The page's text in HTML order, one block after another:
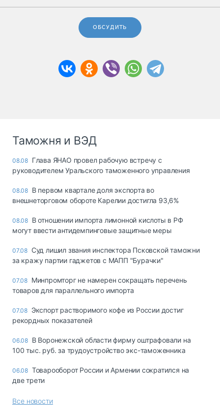
ОБСУДИТЬ
Таможня и ВЭД
08.08 Глава ЯНАО провел рабочую встречу с
руководителем Уральского таможенного управления
08.08 В первом квартале доля экспорта во
внешнеторговом обороте Карелии достигла 93,6%
08.08 В отношении импорта лимонной кислоты в РФ
могут ввести антидемпинговые защитные меры
07.08 Суд лишил звания инспектора Псковской таможни
за кражу партии гаджетов с МАПП "Бурачки"
07.08 Минпромторг не намерен сокращать перечень
товаров для параллельного импорта
07.08 Экспорт растворимого кофе из России достиг
рекордных показателей
06.08 В Воронежской области фирму оштрафовали на
100 тыс. руб. за трудоустройство экс-таможенника
06.08 Товарооборот России и Армении сократился на
две трети
Все новости